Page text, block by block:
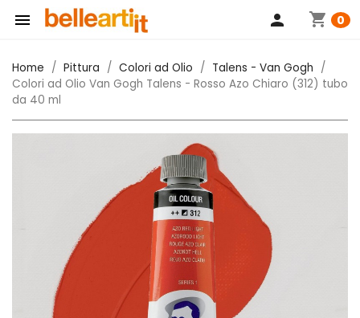
 shopping_cart 0
person
Home Pittura Colori ad Olio
Talens - Van Gogh
Colori ad Olio Van Gogh Talens - Rosso Azo Chiaro (312) tubo
da 40 ml